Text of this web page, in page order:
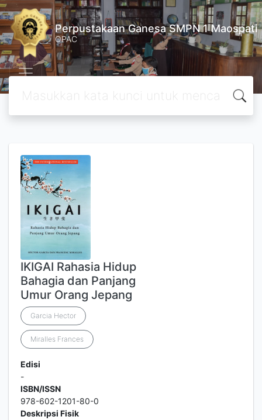
Perpustakaan Ganesa SMPN 1 Maospati
OPAC
IKIGAI Rahasia Hidup
Bahagia dan Panjang
Umur Orang Jepang
Garcia Hector
Miralles Frances
Edisi
-
ISBN/ISSN
978-602-1201-80-0
Deskripsi Fisik